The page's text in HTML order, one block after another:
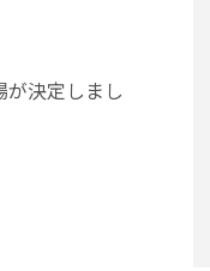
決定しまし